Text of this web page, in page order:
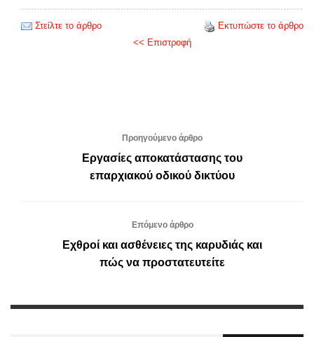
Στείλτε το άρθρο
Εκτυπώστε το άρθρο
<< Επιστροφή
Προηγούμενο άρθρο
Εργασίες αποκατάστασης του
επαρχιακού οδικού δικτύου
Επόμενο άρθρο
Εχθροί και ασθένειες της καρυδιάς και
πώς να προστατευτείτε